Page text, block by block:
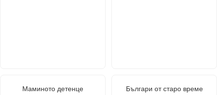
Маминото детенце Българи от старо време